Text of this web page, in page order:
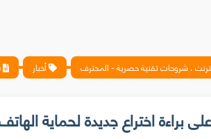
، شروحات تقنية حصرية - المحترف أخبار Apple تحصل على براءة اختراع جديدة لحماية الهاتف من السقوط